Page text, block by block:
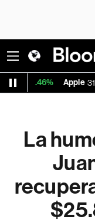
312.53 +0.51%
La